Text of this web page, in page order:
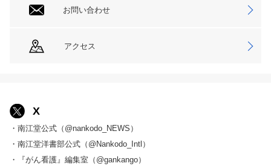
お問い合わせ
アクセス
X
・南江堂公式（@nankodo_NEWS）
・南江堂洋書部公式（@Nankodo_Intl）
・『がん看護』編集室（@gankango）